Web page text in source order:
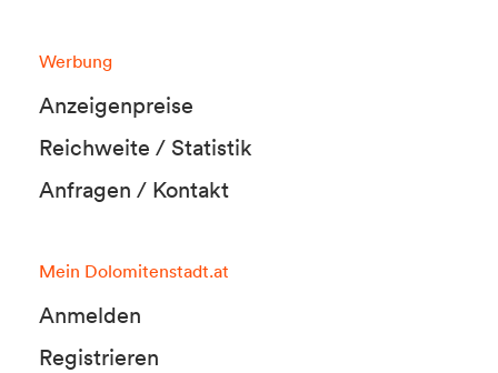
Werbung
Anzeigenpreise
Reichweite / Statistik
Anfragen / Kontakt
Mein Dolomitenstadt.at
Anmelden
Registrieren